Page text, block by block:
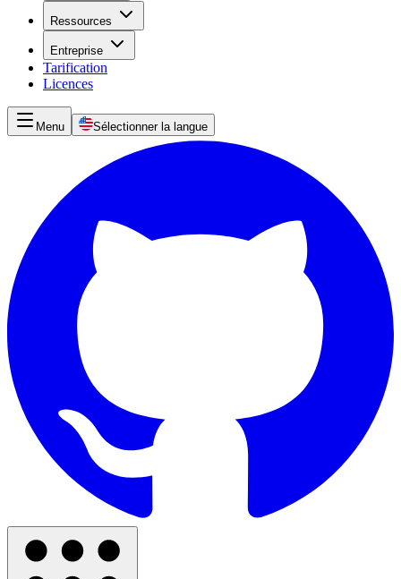
Ressources
Entreprise
Tarification
Licences
Menu Sélectionner la langue